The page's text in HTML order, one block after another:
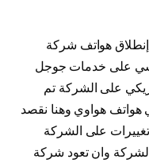
إنطلاق هواتف شركة
على خدمات جوجل
على الشركة تم
هواوي وهنا نقصد
على الشركة
وان تعود شركة